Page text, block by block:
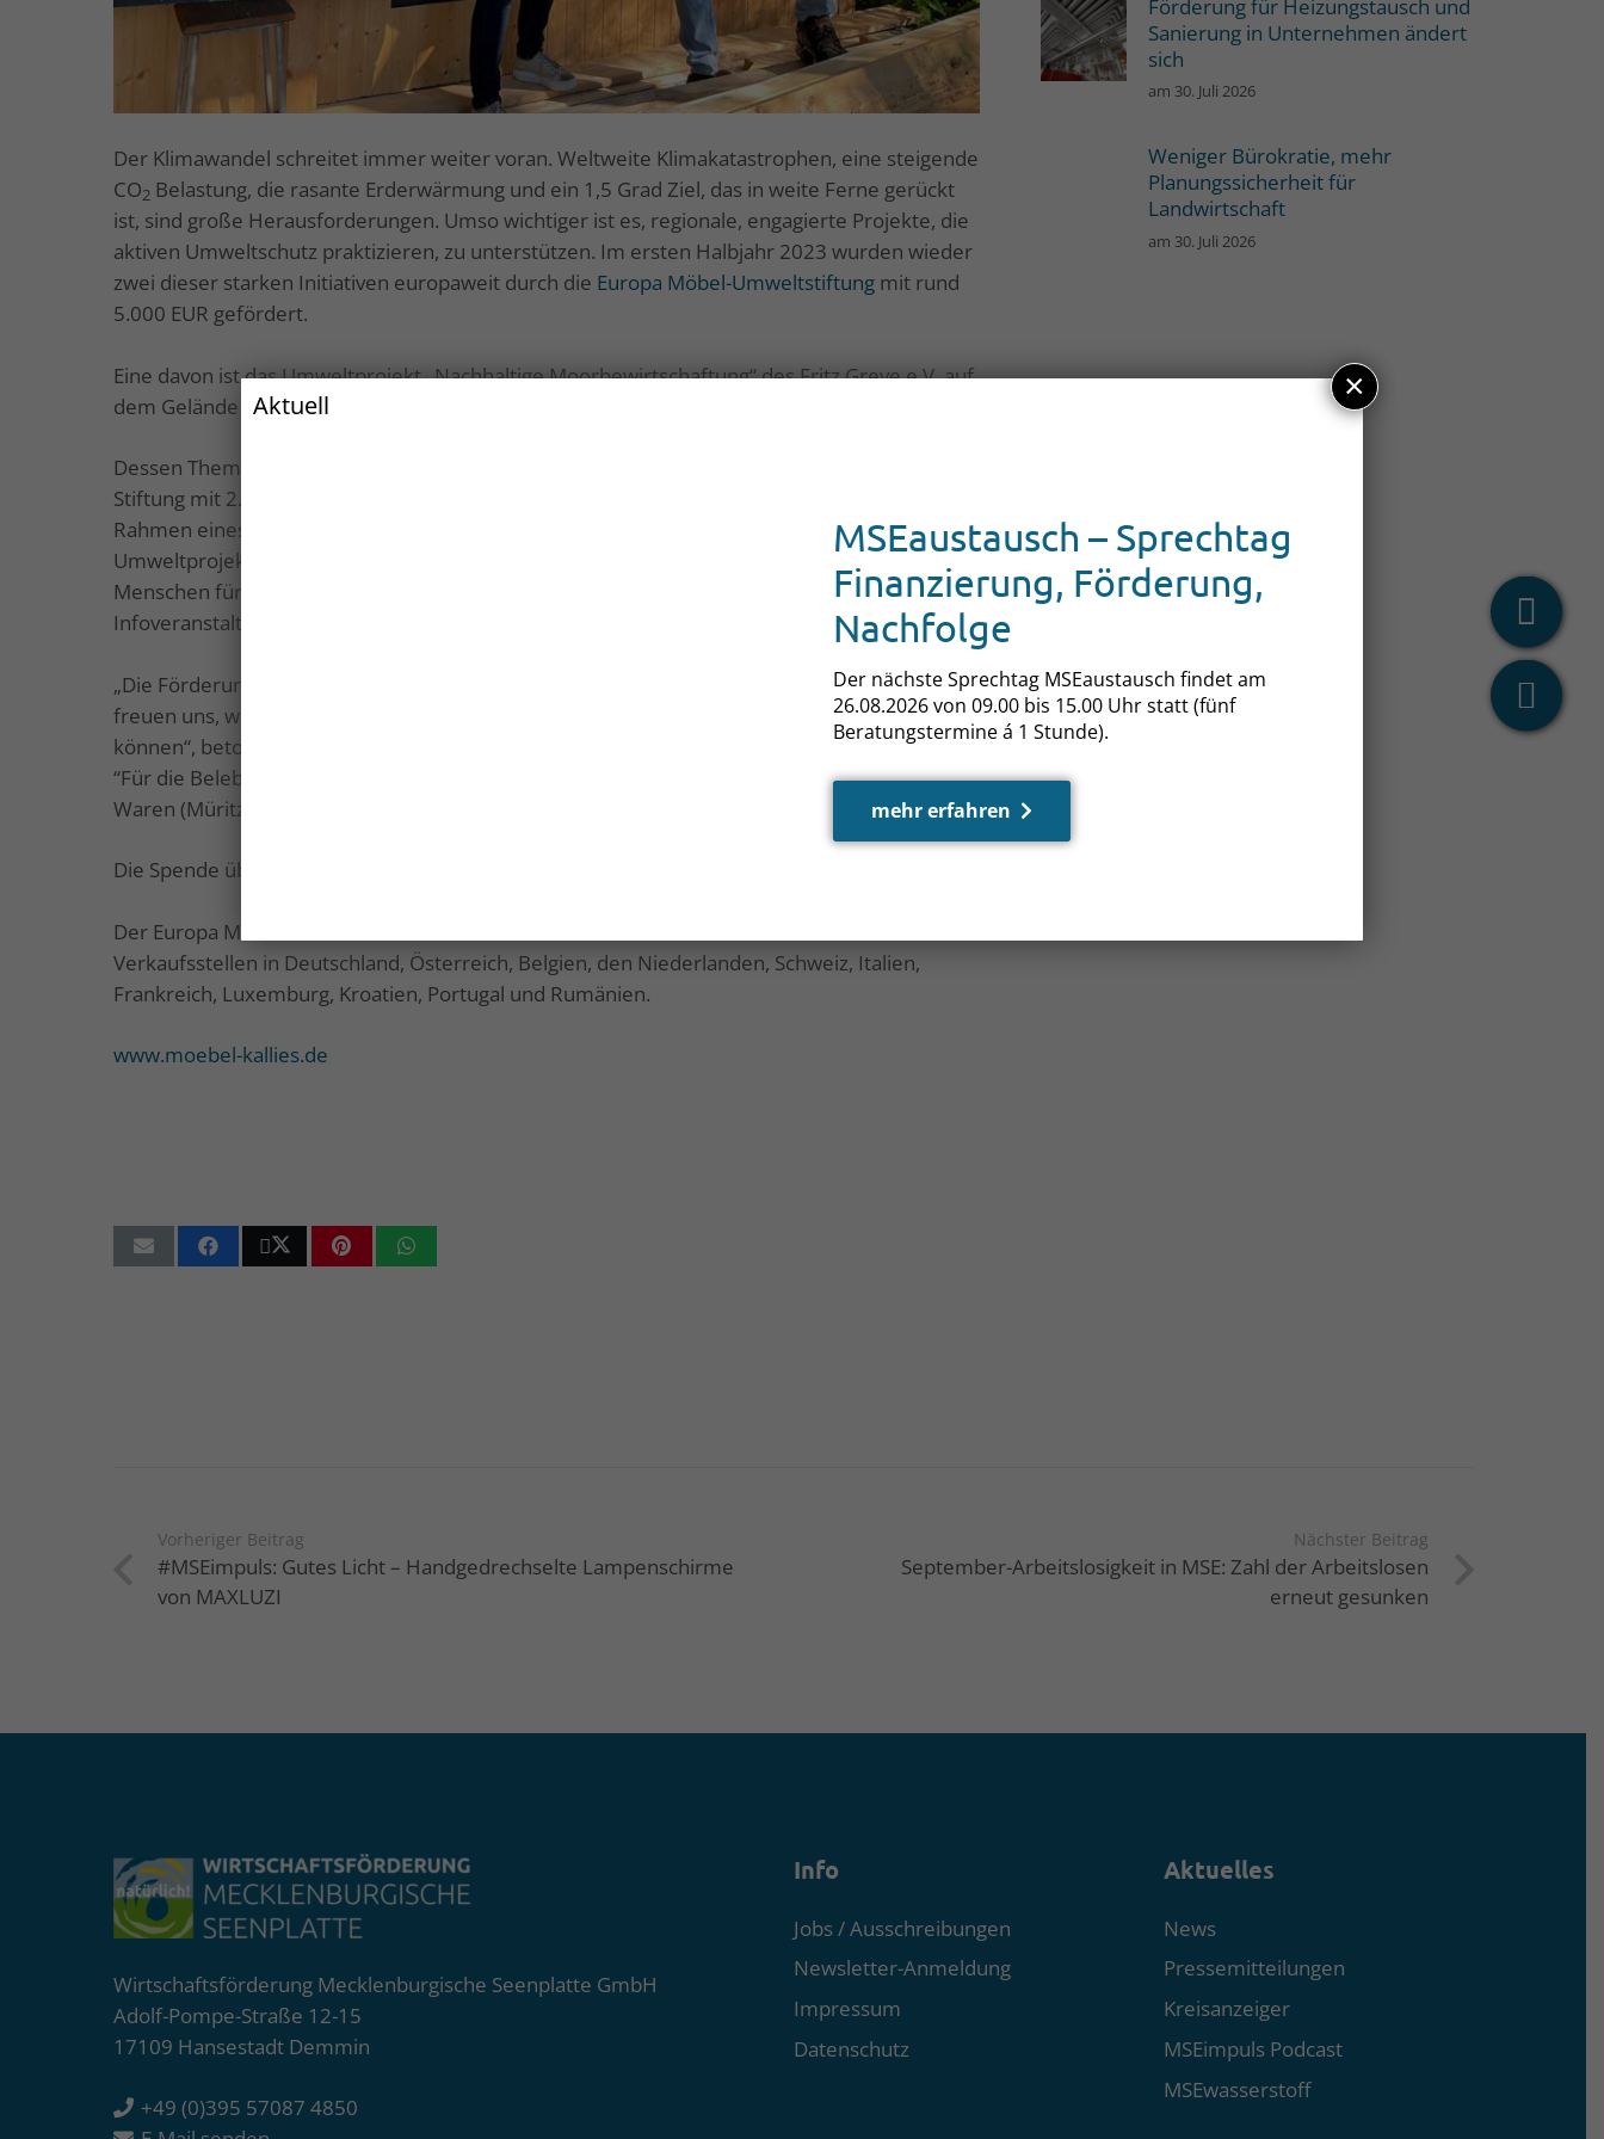
Der Klimawandel schreitet immer weiter voran. Weltweite Klimakatastrophen, eine steigende
CO2 Belastung, die rasante Erderwärmung und ein 1,5 Grad Ziel, das in weite Ferne gerückt
ist, sind große Herausforderungen. Umso wichtiger ist es, regionale, engagierte Projekte, die
aktiven Umweltschutz praktizieren, zu unterstützen. Im ersten Halbjahr 2023 wurden wieder
zwei dieser starken Initiativen europaweit durch die Europa Möbel-Umweltstiftungmit rund
5.000 EUR gefördert.
Eine davon ist das Umweltprojekt „Nachhaltige Moorbewirtschaftung“ des Fritz Greve e.V. auf
dem Gelände der „Moorbauern“ in der Mecklenburgischen Schweiz.
Dessen Thema – Bauen mit Rohstoffen aus nachhaltiger Moorbewirtschaftung – wird von der
Stiftung mit 2.000 EUR gefördert. Der Verein in Jettchenshof bei Malchin setzt sich im
Rahmen eines Baucamps für ökologisches Bauen mit lokalen Rohstoffen ein. Das
Umweltprojekt fördert die Stärkung lokaler Produktionsketten und begeistert junge
Menschen für ökologisches Bauen – u.a. mit Schwarzerlenholz und Schilf. Geplante
Infoveranstaltungen machen das Projekt auch einem größeren Publikum zugänglich.
„Die Förderung regionaler Umweltschutzaktivitäten betrachten wir als unabdingbar und
freuen uns, wieder ambitionierte Initiativen mit unserer Umweltstiftung unterstützen zu
können“, betont Gudrun Kallies, Inhaberin von
in Waren (Müritz) und ergänzt:
“Für die Belebung des Umweltprojekts lassen wir, als regionales Familienunternehmen in
Waren (Müritz), dem Verein zusätzlich eine Spende von 200 Euro zukommen.“
Die Spende über 2.200 EUR wurde am 15.09.2023 an den Fritz Greve e.V. übergeben.
Der Europa Möbel-Verbund ist ein Zusammenschluss von mehr als 460 Möbelhäusern mit
Verkaufsstellen in Deutschland, Österreich, Belgien, den Niederlanden, Schweiz, Italien,
Frankreich, Luxemburg, Kroatien, Portugal und Rumänien.
www.moebel-kallies.de
Förderung für Heizungstausch und
Sanierung in Unternehmen ändert
sich
am 30. Juli 2026
Weniger Bürokratie, mehr
Planungssicherheit für
Landwirtschaft
am 30. Juli 2026
Vorheriger Beitrag
#MSEimpuls: Gutes Licht – Handgedrechselte Lampenschirme
von MAXLUZI
Nächster Beitrag
September-Arbeitslosigkeit in MSE: Zahl der Arbeitslosen
erneut gesunken
Wirtschaftsförderung Mecklenburgische Seenplatte GmbH
Adolf-Pompe-Straße 12-15
17109 Hansestadt Demmin
+49 (0)395 57087 4850
Info
Jobs / Ausschreibungen
Newsletter-Anmeldung
Impressum
Datenschutz
Aktuelles
News
Pressemitteilungen
Kreisanzeiger
MSEimpuls Podcast
MSEwasserstoff
Aktuell
MSEaustausch – Sprechtag
Finanzierung, Förderung,
Nachfolge
Der nächste Sprechtag MSEaustausch findet am
26.08.2026 von 09.00 bis 15.00 Uhr statt (fünf
Beratungstermine á 1 Stunde).
mehr erfahren
×